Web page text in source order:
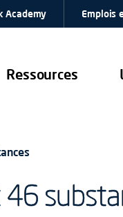
Ressources
Academy Emplois
46